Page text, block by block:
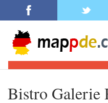
Bistro Galerie